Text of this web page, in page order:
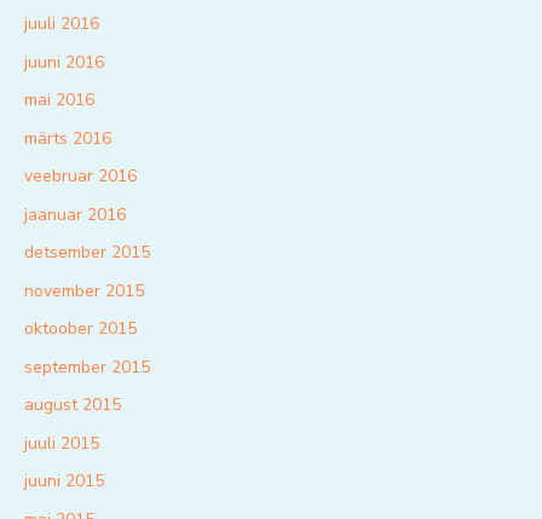
juuli 2016
juuni 2016
mai 2016
märts 2016
veebruar 2016
jaanuar 2016
detsember 2015
november 2015
oktoober 2015
september 2015
august 2015
juuli 2015
juuni 2015